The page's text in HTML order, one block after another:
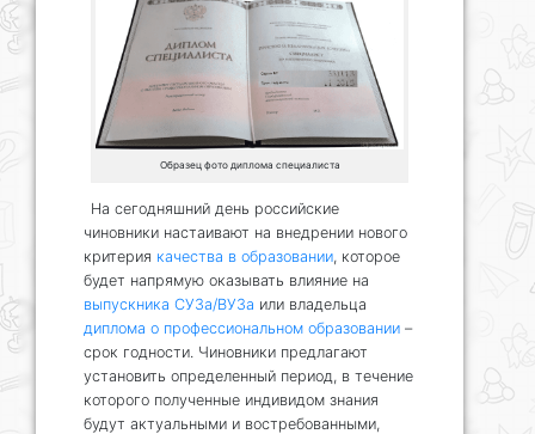
Образец фото диплома специалиста
На сегодняшний день российские
чиновники настаивают на внедрении нового
критерия качества в образовании, которое
будет напрямую оказывать влияние на
выпускника СУЗа/ВУЗа или владельца
диплома о профессиональном образовании –
срок годности. Чиновники предлагают
установить определенный период, в течение
которого полученные индивидом знания
будут актуальными и востребованными,